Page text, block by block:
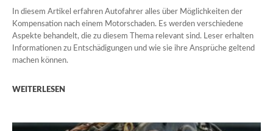
In diesem Artikel erfahren Autofahrer alles über Möglichkeiten der
Kompensation nach einem Motorschaden. Es werden verschiedene
Aspekte behandelt, die zu diesem Thema relevant sind. Leser erhalten
Informationen zu Entschädigungen und wie sie ihre Ansprüche geltend
machen können.
WEITERLESEN